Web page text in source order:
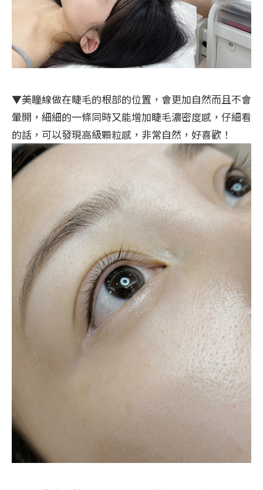
▼美瞳線做在睫毛的根部的位置，會更加自然而且不會
暈開，細細的一條同時又能增加睫毛濃密度感，仔細看
的話，可以發現高級顆粒感，非常自然，好喜歡！